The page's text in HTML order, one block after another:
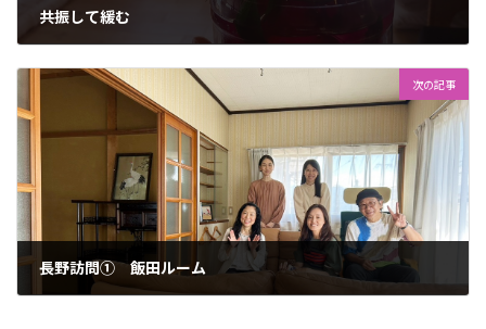
共振して緩む
次の記事
長野訪問① 飯田ルーム